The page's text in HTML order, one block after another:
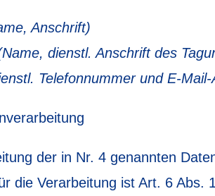
Anschrift)
dienstl. Anschrift des
Telefonnummer und E-
der in Nr. 4 genannten
die Verarbeitung ist Art. 6 Abs.